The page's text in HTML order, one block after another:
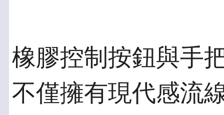
橡膠控制按鈕與手
不僅擁有現代感流